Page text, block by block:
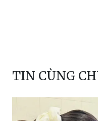
TIN CÙNG